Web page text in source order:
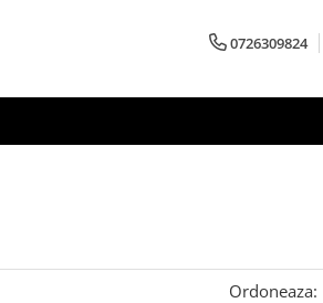
0726309824
Ordoneaza: